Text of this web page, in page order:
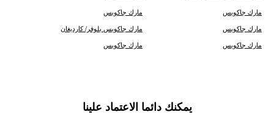
مارك جاكوبس مارك جاكوبس
مارك جاكوبس مارك جاكوبس بلوفر/ كارديغان
مارك جاكوبس مارك جاكوبس
يمكنك دائما الاعتماد علينا